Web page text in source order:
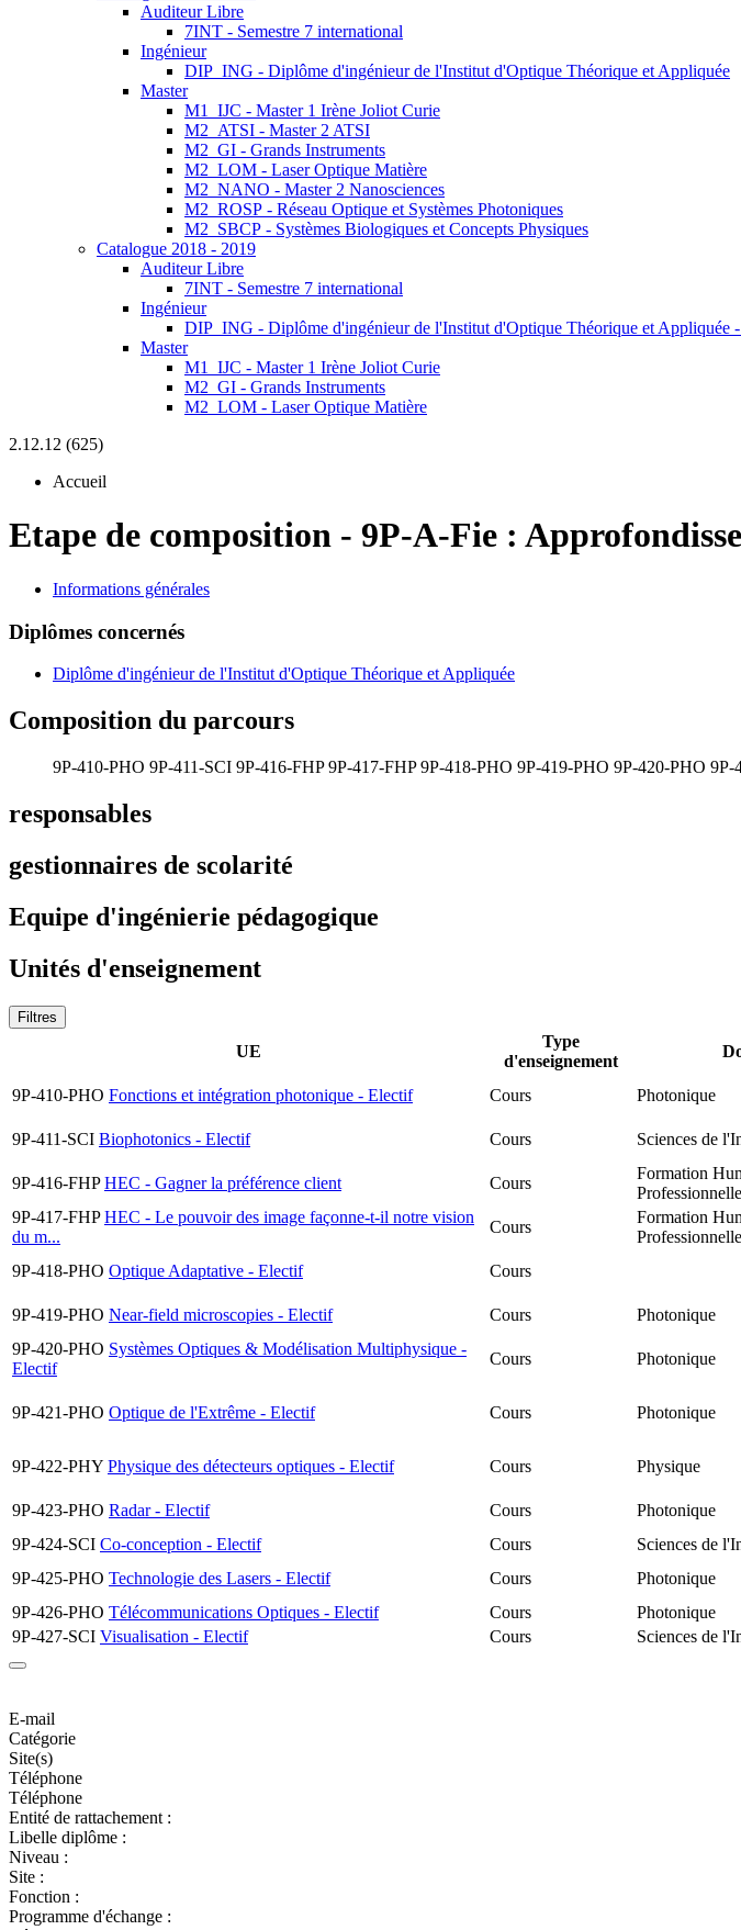
Auditeur Libre
7INT - Semestre 7 international
Ingénieur
DIP_ING - Diplôme d'ingénieur de l'Institut d'Optique Théorique et Appliquée
Master
M1_IJC - Master 1 Irène Joliot Curie
M2_ATSI - Master 2 ATSI
M2_GI - Grands Instruments
M2_LOM - Laser Optique Matière
M2_NANO - Master 2 Nanosciences
M2_ROSP - Réseau Optique et Systèmes Photoniques
M2_SBCP - Systèmes Biologiques et Concepts Physiques
Catalogue 2018 - 2019
Auditeur Libre
7INT - Semestre 7 international
Ingénieur
DIP_ING - Diplôme d'ingénieur de l'Institut d'Optique Théorique et Appliquée
Master
M1_IJC - Master 1 Irène Joliot Curie
M2_GI - Grands Instruments
M2_LOM - Laser Optique Matière
2.12.12 (625)
Accueil
Etape de composition - 9P-A-Fie :
Informations générales
Diplômes concernés
Diplôme d'ingénieur de l'Institut d'Optique Théorique et Appliquée
Composition du parcours
9P-410-PHO 9P-411-SCI 9P-416-FHP 9P-417-FHP 9P-418-PHO 9P-419-PHO 9P-420-PHO 9P-
responsables
gestionnaires de scolarité
Equipe d'ingénierie pédagogique
Unités d'enseignement
Filtres
UE
Type
d'enseignement
9P-410-PHO Fonctions et intégration photonique - Electif Cours Photonique
9P-411-SCI Biophotonics - Electif Cours Sciences de
9P-416-FHP HEC - Gagner la préférence client Cours
Formation
Professionnelle
9P-417-FHP HEC - Le pouvoir des image façonne-t-il notre vision
du m...
Cours
Formation
Professionnelle
9P-418-PHO Optique Adaptative - Electif Cours
9P-419-PHO Near-field microscopies - Electif Cours Photonique
9P-420-PHO Systèmes Optiques & Modélisation Multiphysique -
Electif
Cours Photonique
9P-421-PHO Optique de l'Extrême - Electif Cours Photonique
9P-422-PHY Physique des détecteurs optiques - Electif Cours Physique
9P-423-PHO Radar - Electif Cours Photonique
9P-424-SCI Co-conception - Electif Cours Sciences de
9P-425-PHO Technologie des Lasers - Electif Cours Photonique
9P-426-PHO Télécommunications Optiques - Electif Cours Photonique
9P-427-SCI Visualisation - Electif Cours Sciences de
E-mail
Catégorie
Site(s)
Téléphone
Téléphone
Entité de rattachement :
Libelle diplôme :
Niveau :
Site :
Fonction :
Programme d'échange :